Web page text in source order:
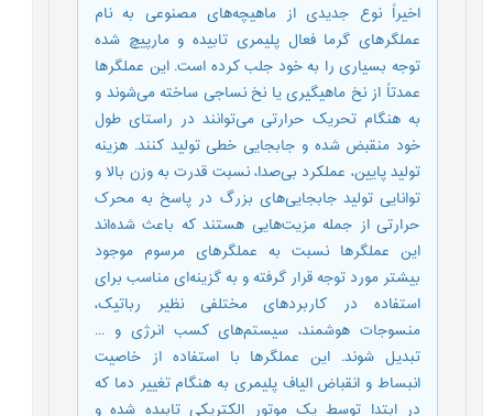
اخیراً نوع جدیدی از ماهیچه‌های مصنوعی به نام
عملگرهای گرما فعال پلیمری تابیده و مارپیچ شده
توجه بسیاری را به خود جلب کرده است. این عملگرها
عمدتاً از نخ ماهیگیری یا نخ نساجی ساخته می‌شوند و
به هنگام تحریک حرارتی می‌توانند در راستای طول
خود منقبض شده و جابجایی خطی تولید کنند. هزینه
تولید پایین، عملکرد بی‌صدا، نسبت قدرت به وزن بالا و
توانایی تولید جابجایی‌های بزرگ در پاسخ به محرک
حرارتی از جمله مزیت‌هایی هستند که باعث شده‌اند
این عملگرها نسبت به عملگرهای مرسوم موجود
بیشتر مورد توجه قرار گرفته و به گزینه‌ای مناسب برای
استفاده در کاربردهای مختلفی نظیر رباتیک،
منسوجات هوشمند، سیستم‌های کسب انرژی و ...
تبدیل شوند. این عملگرها با استفاده از خاصیت
انبساط و انقباض الیاف پلیمری به هنگام تغییر دما که
در ابتدا توسط یک موتور الکتریکی تابیده شده و